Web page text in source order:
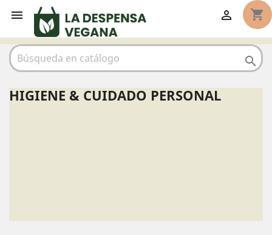
 shopping_cart


HIGIENE & CUIDADO PERSONAL